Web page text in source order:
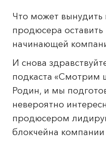
Что может вынудить
продюсера
начинающей
И снова
подкаста «Смотрим
Родин, и мы
невероятно
продюсером
блокчейна компании